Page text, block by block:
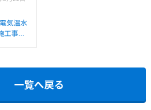
気温水
工事
一覧へ戻る